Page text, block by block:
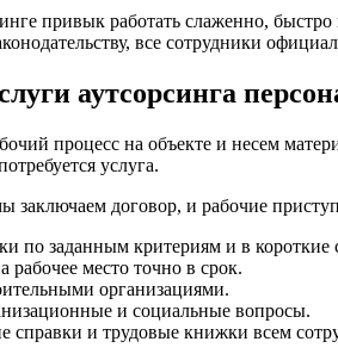
привык работать слаженно,
все сотрудники
аутсорсинга
процесс на объекте и несем
услуга.
заключаем договор, и рабочие
по заданным критериям и в короткие
место точно в срок.
организациями.
и социальные вопросы.
и трудовые книжки всем